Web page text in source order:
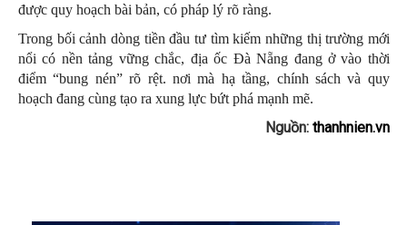
được quy hoạch bài bản, có pháp lý rõ ràng.
Trong bối cảnh dòng tiền đầu tư tìm kiếm những thị trường mới
nổi có nền tảng vững chắc, địa ốc Đà Nẵng đang ở vào thời
điểm “bung nén” rõ rệt. nơi mà hạ tầng, chính sách và quy
hoạch đang cùng tạo ra xung lực bứt phá mạnh mẽ.
Nguồn: thanhnien.vn